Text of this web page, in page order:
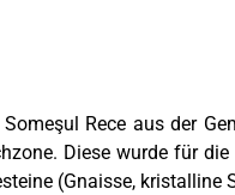
Rece aus der
Diese wurde für
(Gnaisse,